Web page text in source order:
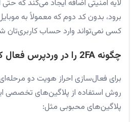
لایه امنیتی اضافه ایجاد می‌کند که
برود، بدون کد دوم که معمولاً به
کسی نمی‌تواند وارد حساب کاربری‌تان
چگونه 2FA را در وردپرس فعال کنیم؟
برای فعال‌سازی احراز هویت دو
روش استفاده از پلاگین‌های تخصصی
پلاگین‌های محبوبی مثل: